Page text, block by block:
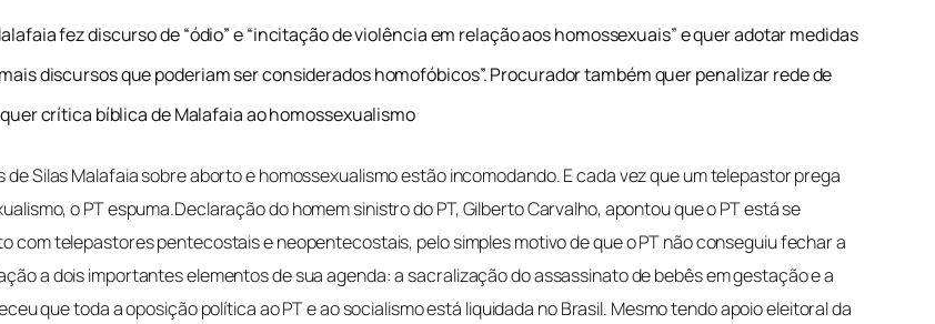
fez discurso de “ódio” e “incitação de violência em relação aos homossexuais” e quer adotar medidas
discursos que poderiam ser considerados homofóbicos”. Procurador também quer penalizar rede de
crítica bíblica de Malafaia ao homossexualismo
de Silas Malafaia sobre aborto e homossexualismo estão incomodando. E cada vez que um telepastor prega
o PT espuma.Declaração do homem sinistro do PT, Gilberto Carvalho, apontou que o PT está se
com telepastores pentecostais e neopentecostais, pelo simples motivo de que o PT não conseguiu fechar a
a dois importantes elementos de sua agenda: a sacralização do assassinato de bebês em gestação e a
que toda a oposição política ao PT e ao socialismo está liquidada no Brasil. Mesmo tendo apoio eleitoral da